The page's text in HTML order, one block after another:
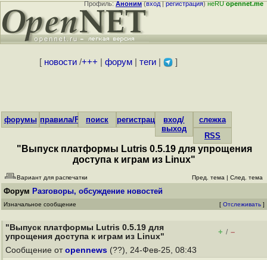
Профиль:Аноним(вход|регистрация)неRUopennet.me
[ новости/+++ форум| теги| ]
форумы правила/FAQпоиск регистрациявход/
выход
слежка
RSS
"Выпуск платформы Lutris 0.5.19 для упрощения
доступа к играм из Linux"
Вариант для распечатки Пред. тема | След. тема
Форум Разговоры, обсуждение новостей
Изначальное сообщение [ Отслеживать ]
"Выпуск платформы Lutris 0.5.19 для
упрощения доступа к играм из Linux"
+ / –
Сообщение от opennews (??), 24-Фев-25, 08:43